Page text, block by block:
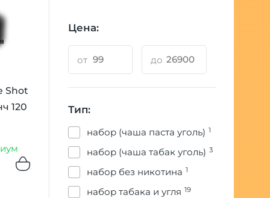
Shot
120
Цена:
от до
Тип:
набор (чаша паста уголь) 1
набор (чаша табак уголь) 3
набор без никотина 1
набор табака и угля 19